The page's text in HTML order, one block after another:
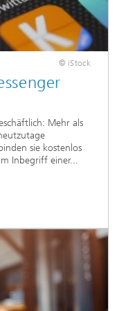
© iStock
Mehr als
sie kostenlos
Inbegriff einer...